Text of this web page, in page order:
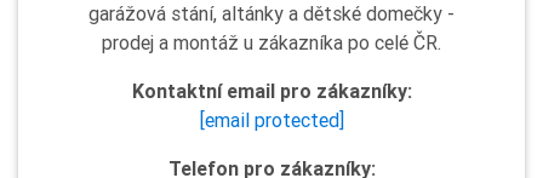
garážová stání, altánky a dětské domečky -
prodej a montáž u zákazníka po celé ČR.
Kontaktní email pro zákazníky:
[email protected]
Telefon pro zákazníky: